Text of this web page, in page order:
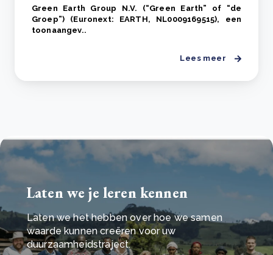
Green Earth Group N.V. (“Green Earth” of “de
Groep”) (Euronext: EARTH, NL0009169515), een
toonaangev..
Lees meer
Laten we je leren kennen
Laten we het hebben over hoe we samen
waarde kunnen creëren voor uw
duurzaamheidstraject.